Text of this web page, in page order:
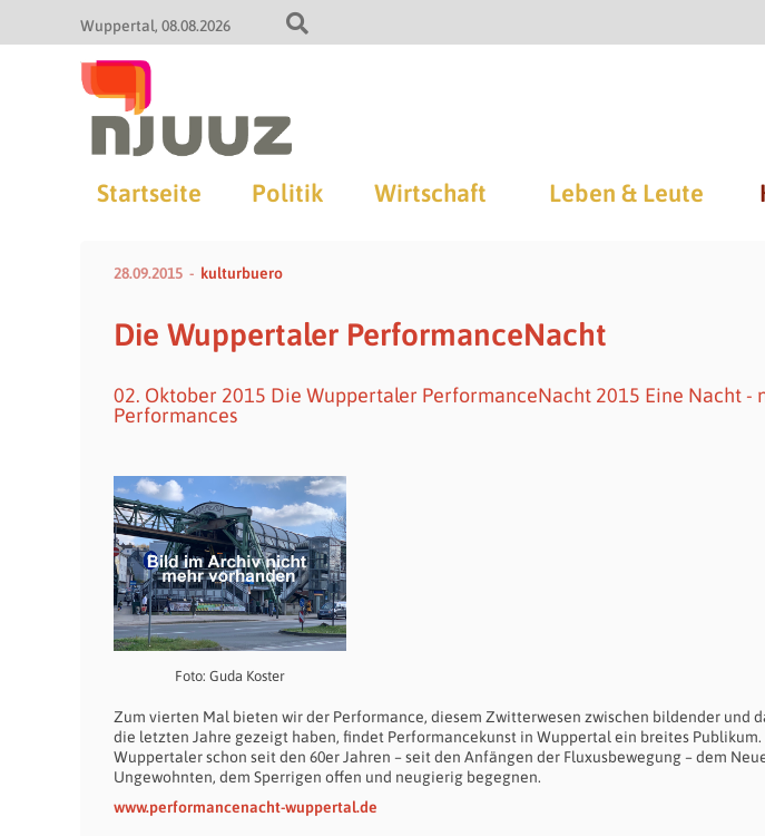
Wuppertal 08.08.2026
Startseite Politik Wirtschaft Leben & Leute
28.09.2015 kulturbuero
Die Wuppertaler PerformanceNacht
02. Oktober 2015 Die Wuppertaler PerformanceNacht 2015 Eine Nacht -
Performances
Foto: Guda Koster
Zum vierten Mal bieten wir der Performance, diesem Zwitterwesen zwischen bildender und
die letzten Jahre gezeigt haben, findet Performancekunst in Wuppertal ein breites
Wuppertaler schon seit den 60er Jahren – seit den Anfängen der Fluxusbewegung – dem
Ungewohnten, dem Sperrigen offen und neugierig begegnen.
www.performancenacht-wuppertal.de